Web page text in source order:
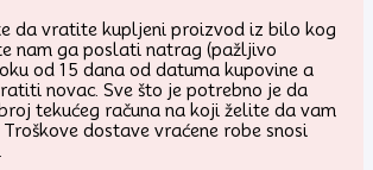
da vratite kupljeni proizvod iz bilo kog
nam ga poslati natrag (pažljivo
od 15 dana od datuma kupovine a
novac. Sve što je potrebno je da
tekućeg računa na koji želite da vam
dostave vraćene robe snosi